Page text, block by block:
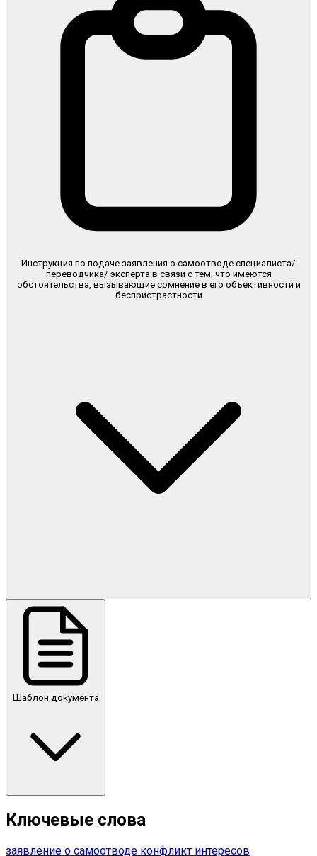
Инструкция по подаче заявления о самоотводе специалиста/
переводчика/ эксперта в связи с тем, что имеются
обстоятельства, вызывающие сомнение в его объективности и
беспристрастности
Шаблон документа
Ключевые слова
заявление о самоотводе конфликт интересов